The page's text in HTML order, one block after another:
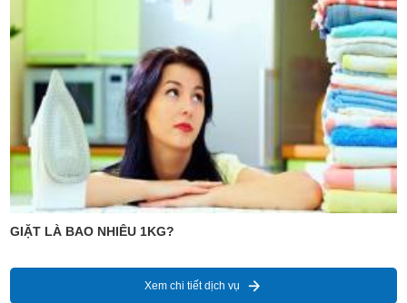
GIẶT LÀ BAO NHIÊU 1KG?
Xem chi tiết dịch vụ